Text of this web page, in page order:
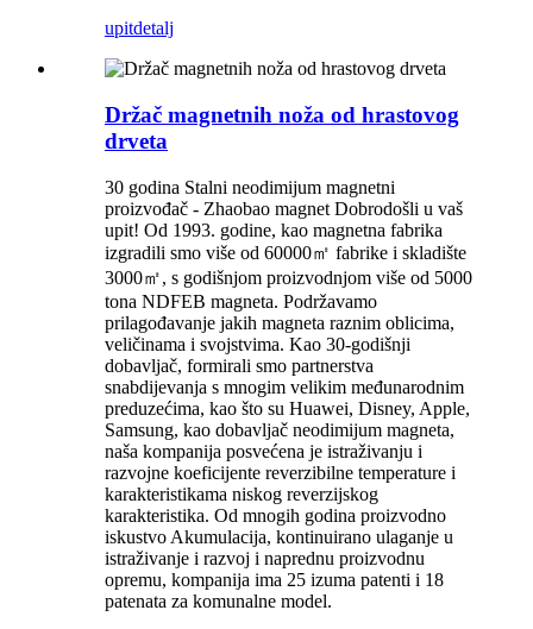
upitdetalj
Držač magnetnih noža od hrastovog
drveta
30 godina Stalni neodimijum magnetni
proizvođač - Zhaobao magnet Dobrodošli u vaš
upit! Od 1993. godine, kao magnetna fabrika
izgradili smo više od 60000㎡ fabrike i skladište
3000㎡, s godišnjom proizvodnjom više od 5000
tona NDFEB magneta. Podržavamo
prilagođavanje jakih magneta raznim oblicima,
veličinama i svojstvima. Kao 30-godišnji
dobavljač, formirali smo partnerstva
snabdijevanja s mnogim velikim međunarodnim
preduzećima, kao što su Huawei, Disney, Apple,
Samsung, kao dobavljač neodimijum magneta,
naša kompanija posvećena je istraživanju i
razvojne koeficijente reverzibilne temperature i
karakteristikama niskog reverzijskog
karakteristika. Od mnogih godina proizvodno
iskustvo Akumulacija, kontinuirano ulaganje u
istraživanje i razvoj i naprednu proizvodnu
opremu, kompanija ima 25 izuma patenti i 18
patenata za komunalne model.